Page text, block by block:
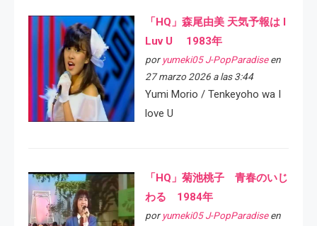
「HQ」森尾由美 天気予報は I
Luv U 1983年
por yumeki05 J-PopParadiseen
27 marzo 2026 a las 3:44
Yumi Morio / Tenkeyoho wa I
love U
「HQ」菊池桃子 青春のいじ
わる 1984年
por yumeki05 J-PopParadiseen